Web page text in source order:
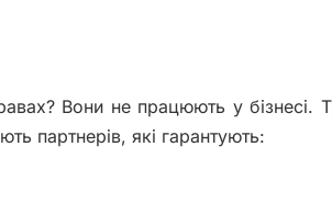
Вони не працюють у бізнесі.
партнерів, які гарантують: